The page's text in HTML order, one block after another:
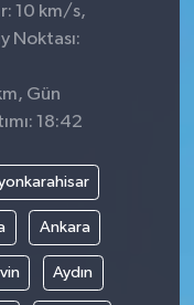
10 km/s,
Noktası:
Gün
18:42
Ankara
Aydın